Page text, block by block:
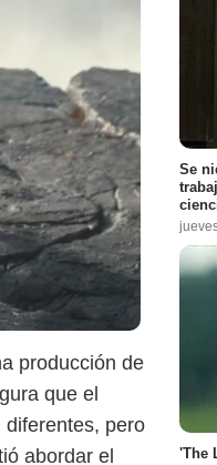
producción de
que el
diferentes, pero
abordar el
Se
'The